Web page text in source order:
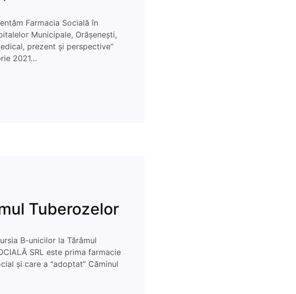
Farmacia Socială în
Municipale, Orășenești,
prezent și perspective”
2021…
Tuberozelor
B-unicilor la Tărâmul
SRL este prima farmacie
și care a “adoptat” Căminul